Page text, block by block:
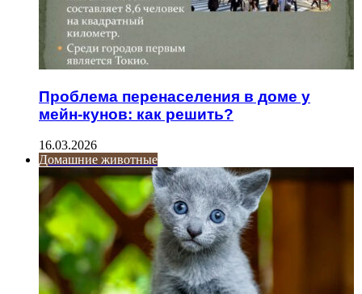
Проблема перенаселения в доме у
мейн-кунов: как решить?
16.03.2026
Домашние животные